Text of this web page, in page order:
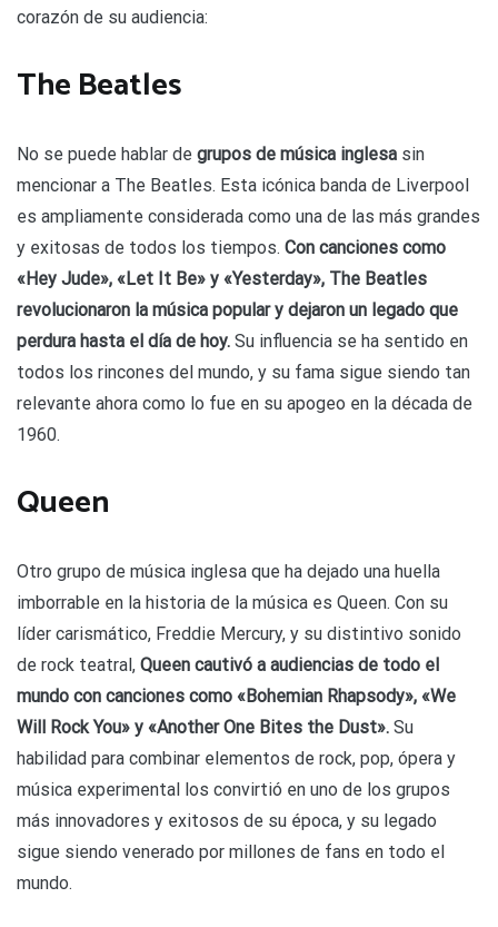
corazón de su audiencia:
The Beatles
No se puede hablar de grupos de música inglesa sin
mencionar a The Beatles. Esta icónica banda de Liverpool
es ampliamente considerada como una de las más grandes
y exitosas de todos los tiempos. Con canciones como
«Hey Jude», «Let It Be» y «Yesterday», The Beatles
revolucionaron la música popular y dejaron un legado que
perdura hasta el día de hoy. Su influencia se ha sentido en
todos los rincones del mundo, y su fama sigue siendo tan
relevante ahora como lo fue en su apogeo en la década de
1960.
Queen
Otro grupo de música inglesa que ha dejado una huella
imborrable en la historia de la música es Queen. Con su
líder carismático, Freddie Mercury, y su distintivo sonido
de rock teatral, Queen cautivó a audiencias de todo el
mundo con canciones como «Bohemian Rhapsody», «We
Will Rock You» y «Another One Bites the Dust». Su
habilidad para combinar elementos de rock, pop, ópera y
música experimental los convirtió en uno de los grupos
más innovadores y exitosos de su época, y su legado
sigue siendo venerado por millones de fans en todo el
mundo.